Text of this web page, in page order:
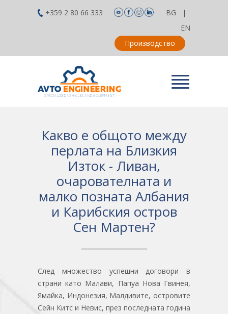
+359 2 80 66 333 BG |
EN
Производство
Какво е общото между
перлата на Близкия
Изток - Ливан,
очарователната и
малко позната Албания
и Карибския остров
Сен Мартен?
След множество успешни договори в
страни като Малави, Папуа Нова Гвинея,
Ямайка, Индонезия, Малдивите, островите
Сейн Китс и Невис, през последната година